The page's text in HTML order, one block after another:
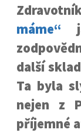
máme“
další
Ta byla
nejen z
příjemné